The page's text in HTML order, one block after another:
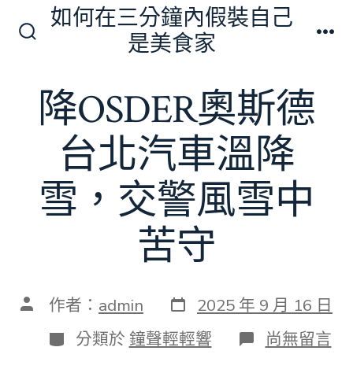
換
關
如何在三分鐘內假裝自己
是美食家
降OSDER奧斯德
台北汽車溫降
雪，交警風雪中
苦守
文 作者： admin 發
表
日
期
2025 年 9 月 16 日
分
類
分類於 鐘聲輕輕響 在
〈降
尚無留言